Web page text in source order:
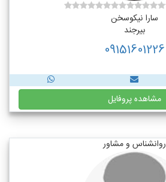
سارا نیکوسخن
بیرجند
09151601226
مشاهده پروفایل
روانشناس و مشاور